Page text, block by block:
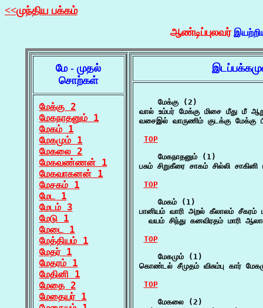
<<முந்திய பக்கம்
ஆண்டிப்புலவர்
மே - முதல்
சொற்கள்
மேக்கு 2
மேகநாதனும் 1
மேகம் 1
மேகமும் 1
மேகலை 2
மேகவண்ணன் 1
மேகவாகனன் 1
மேசகம் 1
மேட 1
மேடம் 3
மேடு 1
மேடை 1
மேத்தியம் 1
மேதர் 1
மேதரம் 1
மேதினி 1
மேதை 2
மேதையர் 1
    மேக்கு (2)
வால் உம்பர் மேக்கு மிசை மீது மீ
வசைஇல் வாருணிம் குடக்கு மேக்கு
TOP
    மேகநாதனும் (1)
பசும் சிறுகீரை சாகம் சில்லி
TOP
    மேகம் (1)
பானியம் வாரி அறல் கீலாலம் சீகரம்
வயம் சிந்து கனவிரதம் மாரி
TOP
    மேகமும் (1)
கொண்டல் சீமுதம் விசும்பு கார்
TOP
    மேகலை (2)